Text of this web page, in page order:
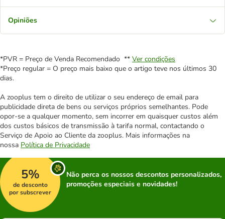
Opiniões
*PVR = Preço de Venda Recomendado ** Ver condições
*Preço regular = O preço mais baixo que o artigo teve nos últimos 30
dias.
A zooplus tem o direito de utilizar o seu endereço de email para
publicidade direta de bens ou serviços próprios semelhantes. Pode
opor-se a qualquer momento, sem incorrer em quaisquer custos além
dos custos básicos de transmissão à tarifa normal, contactando o
Serviço de Apoio ao Cliente da zooplus. Mais informações na
nossa Política de Privacidade
5%
de desconto
por subscrever
Não perca os nossos descontos personalizados,
promoções especiais e novidades!